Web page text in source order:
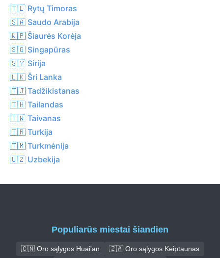
🇹🇱 Rytų Timoras
🇸🇦 Saudo Arabija
🇰🇵 Šiaurės Korėja
🇸🇬 Singapūras
🇸🇾 Sirija
🇱🇰 Šri Lanka
🇹🇯 Tadžikistanas
🇹🇭 Tailandas
🇹🇼 Taivanas
🇹🇷 Turkija
🇹🇲 Turkmėnija
🇺🇿 Uzbekija
Populiarūs miestai šiandien
🇨🇳 Oro sąlygos Huai'an
🇿🇦 Oro sąlygos Keiptaunas